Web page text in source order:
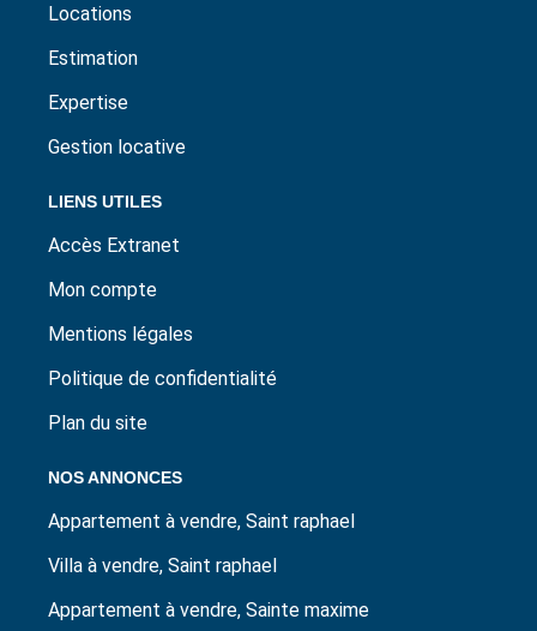
Locations
Estimation
Expertise
Gestion locative
LIENS UTILES
Accès Extranet
Mon compte
Mentions légales
Politique de confidentialité
Plan du site
NOS ANNONCES
Appartement à vendre, Saint raphael
Villa à vendre, Saint raphael
Appartement à vendre, Sainte maxime